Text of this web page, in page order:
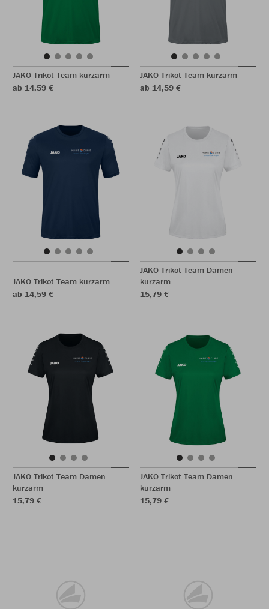
JAKO Trikot Team kurzarm
ab 14,59 €
JAKO Trikot Team kurzarm
ab 14,59 €
JAKO Trikot Team kurzarm
ab 14,59 €
JAKO Trikot Team Damen
kurzarm
15,79 €
JAKO Trikot Team Damen
kurzarm
15,79 €
JAKO Trikot Team Damen
kurzarm
15,79 €